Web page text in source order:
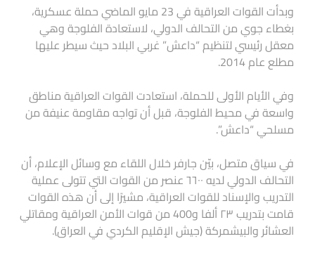
وبدأت القوات العراقية في 23 مايو الماضي حملة عسكرية،
بغطاء جوي من التحالف الدولي، لاستعادة الفلوجة وهي
معقل رئيسي لتنظيم “داعش” غربي البلاد حيث سيطر عليها
مطلع عام 2014.
وفي الأيام الأولى للحملة، استعادت القوات العراقية مناطق
واسعة في محيط الفلوجة، قبل أن تواجه مقاومة عنيفة من
مسلحي “داعش”.
في سياق متصل، بيّن جارفر خلال اللقاء مع وسائل الإعلام، أن
التحالف الدولي لديه ٦٦٠٠ عنصر من القوات التي تتولى عملية
التدريب والإسناد للقوات العراقية، مشيرًا إلى أن هذه القوات
قامت بتدريب ٢٣ ألفا و400 من قوات الأمن العراقية ومقاتلي
العشائر والبيشمركة (جيش الإقليم الكردي في العراق).